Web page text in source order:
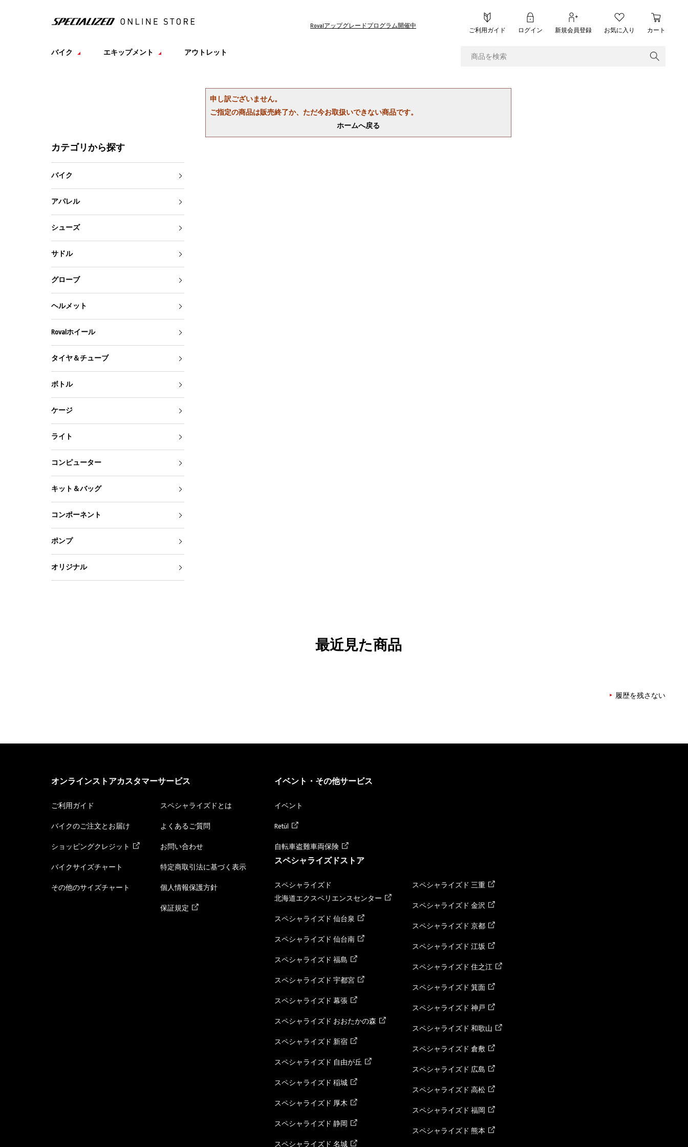
Rovalアップグレードプログラム開催中
ご利用ガイド ログイン 新規会員登録 お気に入り カート
バイク エキップメント アウトレット
申し訳ございません。
ご指定の商品は販売終了か、ただ今お取扱いできない商品です。
ホームへ戻る
カテゴリから探す
バイク
アパレル
シューズ
サドル
グローブ
ヘルメット
Rovalホイール
タイヤ＆チューブ
ボトル
ケージ
ライト
コンピューター
キット＆バッグ
コンポーネント
ポンプ
オリジナル
最近見た商品
履歴を残さない
オンラインストアカスタマーサービス
ご利用ガイド
バイクのご注文とお届け
ショッピングクレジット
バイクサイズチャート
その他のサイズチャート
スペシャライズドとは
よくあるご質問
お問い合わせ
特定商取引法に基づく表示
個人情報保護方針
保証規定
イベント・その他サービス
イベント
Retül
自転車盗難車両保険
スペシャライズドストア
スペシャライズド
北海道エクスペリエンスセンター
スペシャライズド 仙台泉
スペシャライズド 仙台南
スペシャライズド 福島
スペシャライズド 宇都宮
スペシャライズド 幕張
スペシャライズド おおたかの森
スペシャライズド 新宿
スペシャライズド 自由が丘
スペシャライズド 稲城
スペシャライズド 厚木
スペシャライズド 静岡
スペシャライズド 名城
スペシャライズド 三重
スペシャライズド 金沢
スペシャライズド 京都
スペシャライズド 江坂
スペシャライズド 住之江
スペシャライズド 箕面
スペシャライズド 神戸
スペシャライズド 和歌山
スペシャライズド 倉敷
スペシャライズド 広島
スペシャライズド 高松
スペシャライズド 福岡
スペシャライズド 熊本